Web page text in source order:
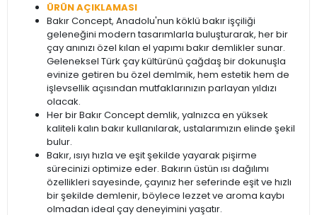
ÜRÜN AÇIKLAMASI
Bakır Concept, Anadolu'nun köklü bakır işçiliği
geleneğini modern tasarımlarla buluşturarak, her bir
çay anınızı özel kılan el yapımı bakır demlikler sunar.
Geleneksel Türk çay kültürünü çağdaş bir dokunuşla
evinize getiren bu özel demlmik, hem estetik hem de
işlevsellik açısından mutfaklarınızın parlayan yıldızı
olacak.
Her bir Bakır Concept demlik, yalnızca en yüksek
kaliteli kalın bakır kullanılarak, ustalarımızın elinde şekil
bulur.
Bakır, ısıyı hızla ve eşit şekilde yayarak pişirme
sürecinizi optimize eder. Bakırın üstün ısı dağılımı
özellikleri sayesinde, çayınız her seferinde eşit ve hızlı
bir şekilde demlenir, böylece lezzet ve aroma kaybı
olmadan ideal çay deneyimini yaşatır.